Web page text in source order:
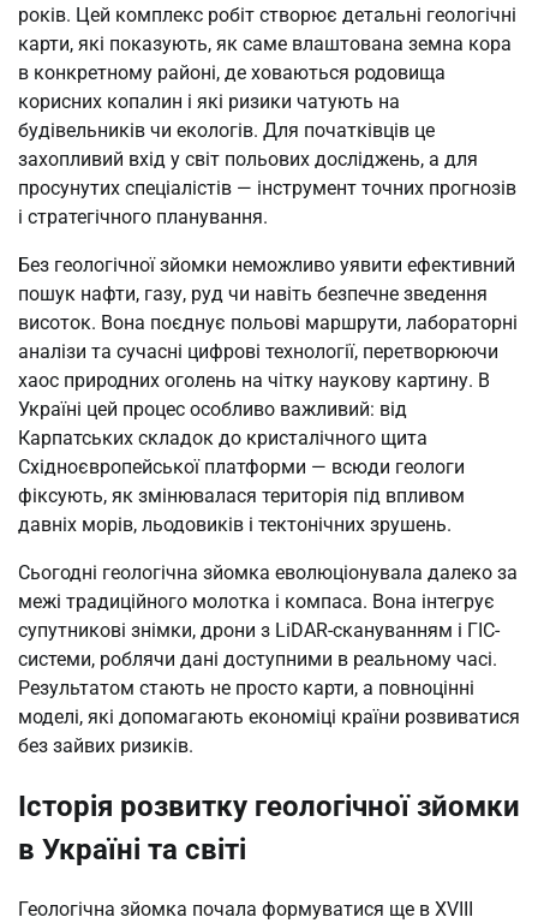
років. Цей комплекс робіт створює детальні геологічні
карти, які показують, як саме влаштована земна кора
в конкретному районі, де ховаються родовища
корисних копалин і які ризики чатують на
будівельників чи екологів. Для початківців це
захопливий вхід у світ польових досліджень, а для
просунутих спеціалістів — інструмент точних прогнозів
і стратегічного планування.
Без геологічної зйомки неможливо уявити ефективний
пошук нафти, газу, руд чи навіть безпечне зведення
висоток. Вона поєднує польові маршрути, лабораторні
аналізи та сучасні цифрові технології, перетворюючи
хаос природних оголень на чітку наукову картину. В
Україні цей процес особливо важливий: від
Карпатських складок до кристалічного щита
Східноєвропейської платформи — всюди геологи
фіксують, як змінювалася територія під впливом
давніх морів, льодовиків і тектонічних зрушень.
Сьогодні геологічна зйомка еволюціонувала далеко за
межі традиційного молотка і компаса. Вона інтегрує
супутникові знімки, дрони з LiDAR-скануванням і ГІС-
системи, роблячи дані доступними в реальному часі.
Результатом стають не просто карти, а повноцінні
моделі, які допомагають економіці країни розвиватися
без зайвих ризиків.
Історія розвитку геологічної зйомки
в Україні та світі
Геологічна зйомка почала формуватися ще в XVIII